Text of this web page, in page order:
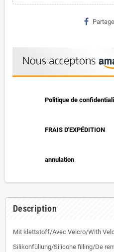
Politique de
FRAIS D'EXPÉDITION
annulation
Description
Mit klettstoff/Avec Velcro/With
Silikonfüllung/Silicone filling/De